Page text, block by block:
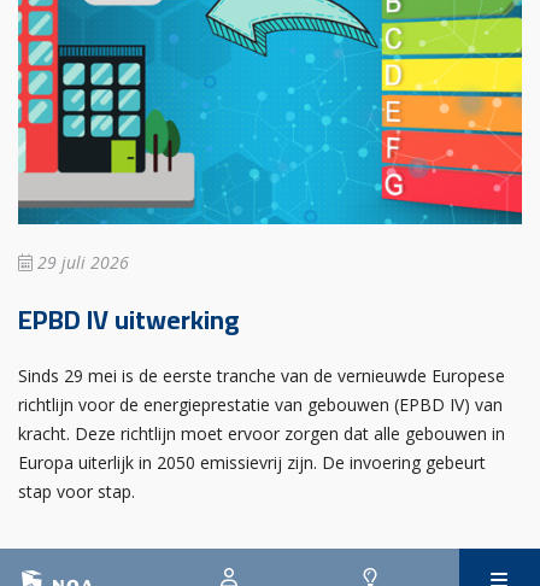
29 juli 2026
EPBD IV uitwerking
Sinds 29 mei is de eerste tranche van de vernieuwde Europese
richtlijn voor de energieprestatie van gebouwen (EPBD IV) van
kracht. Deze richtlijn moet ervoor zorgen dat alle gebouwen in
Europa uiterlijk in 2050 emissievrij zijn. De invoering gebeurt
stap voor stap.